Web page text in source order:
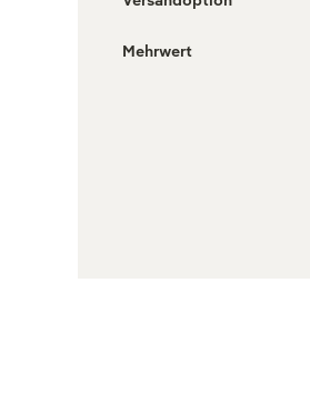
Mehrwert